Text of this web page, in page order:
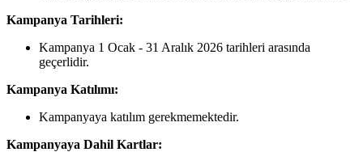
Kampanya Tarihleri:
Kampanya 1 Ocak - 31 Aralık 2026 tarihleri arasında
geçerlidir.
Kampanya Katılımı:
Kampanyaya katılım gerekmemektedir.
Kampanyaya Dahil Kartlar: